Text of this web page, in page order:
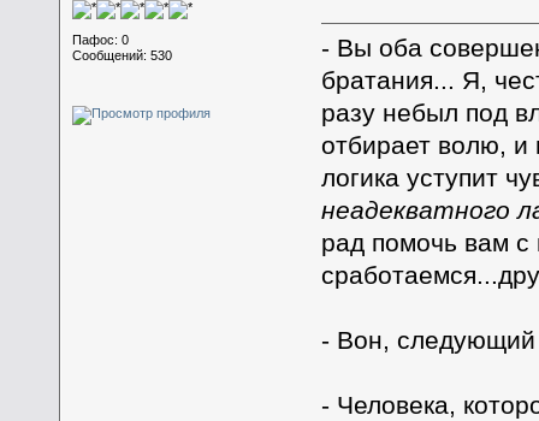
Пафос: 0
Сообщений: 530
- Вы оба
братания... Я,
разу небыл под
отбирает волю, и
логика уступит
неадекватного
рад помочь вам
- Вон, следующий
- Человека,